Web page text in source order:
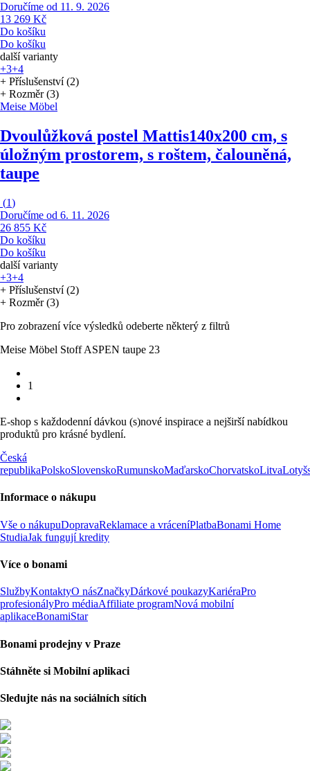
Doručíme od 11. 9. 2026
13 269 Kč
Do košíku
Do košíku
další varianty
+3+4
+ Příslušenství (2)
+ Rozměr (3)
Meise Möbel
Dvoulůžková postel Mattis140x200 cm, s
úložným prostorem, s roštem, čalouněná,
taupe
(1)
Doručíme od 6. 11. 2026
26 855 Kč
Do košíku
Do košíku
další varianty
+3+4
+ Příslušenství (2)
+ Rozměr (3)
Pro zobrazení více výsledků odeberte některý z filtrů
Meise Möbel Stoff ASPEN taupe 23
1
E-shop s každodenní dávkou (s)nové inspirace a nejširší nabídkou
produktů pro krásné bydlení.
Česká
republikaPolskoSlovenskoRumunskoMaďarskoChorvatskoLitva
Informace o nákupu
Vše o nákupuDopravaReklamace a vráceníPlatbaBonami Home
StudiaJak fungují kredity
Více o bonami
SlužbyKontaktyO násZnačkyDárkové poukazyKariéraPro
profesionályPro médiaAffiliate programNová mobilní
aplikaceBonamiStar
Bonami prodejny v Praze
Stáhněte si Mobilní aplikaci
Sledujte nás na sociálních sítích